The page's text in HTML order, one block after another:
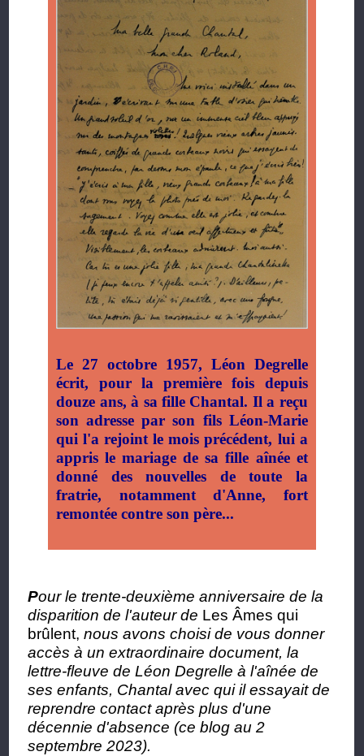
Le 27 octobre 1957, Léon Degrelle
écrit, pour la première fois depuis
douze ans, à sa fille Chantal. Il a reçu
son adresse par son fils Léon-Marie
qui l'a rejoint le mois précédent, lui a
appris le mariage de sa fille aînée et
donné des nouvelles de toute la
fratrie, notamment d'Anne, fort
remontée contre son père...
Pour le trente-deuxième anniversaire de la
disparition de l'auteur de Les Âmes qui
brûlent, nous avons choisi de vous donner
accès à un extraordinaire document, la
lettre-fleuve de Léon Degrelle à l'aînée de
ses enfants, Chantal avec qui il essayait de
reprendre contact après plus d'une
décennie d'absence (ce blog au 2
septembre 2023).